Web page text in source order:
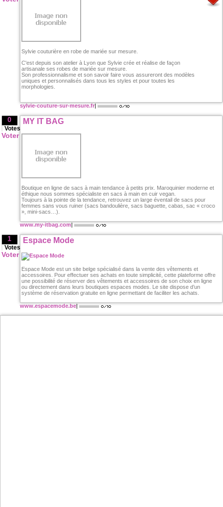
Sylvie couturière en robe de mariée sur mesure.
C'est depuis son atelier à Lyon que Sylvie crée et réalise de façon
artisanale ses robes de mariée sur mesure.
Son professionnalisme et son savoir faire vous assureront des modèles
uniques et personnalisés dans tous les styles et pour toutes les
morphologies.
sylvie-couture-sur-mesure.fr|
0
Votes
Voter
MY IT BAG
Boutique en ligne de sacs à main tendance à petits prix. Maroquinier moderne et
éthique nous sommes spécialiste en sacs à main en cuir vegan.
Toujours à la pointe de la tendance, retrouvez un large éventail de sacs pour
femmes sans vous ruiner (sacs bandoulière, sacs baguette, cabas, sac « croco
», mini-sacs…).
www.my-itbag.com|
1
Votes
Voter
Espace Mode
Espace Mode est un site belge spécialisé dans la vente des vêtements et
accessoires. Pour effectuer ses achats en toute simplicité, cette plateforme offre
une possibilité de réserver des vêtements et accessoires de son choix en ligne
ou directement dans leurs boutiques espaces modes. Le site dispose d’un
système de réservation gratuite en ligne permettant de faciliter les achats.
www.espacemode.be|